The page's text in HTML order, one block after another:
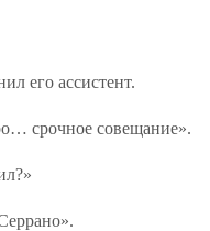
его ассистент.
срочное совещание».